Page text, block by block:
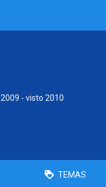
2009 - visto 2010
TEMAS